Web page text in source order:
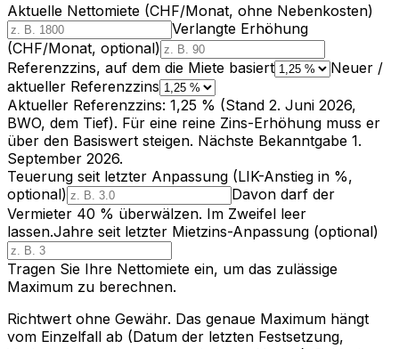
Aktuelle Nettomiete (CHF/Monat, ohne Nebenkosten)
Verlangte Erhöhung
(CHF/Monat, optional)
Referenzzins, auf dem die Miete basiert
Neuer /
aktueller Referenzzins
Aktueller Referenzzins: 1,25 % (Stand 2. Juni 2026,
BWO, dem Tief). Für eine reine Zins-Erhöhung muss er
über den Basiswert steigen. Nächste Bekanntgabe 1.
September 2026.
Teuerung seit letzter Anpassung (LIK-Anstieg in %,
optional)
Davon darf der
Vermieter 40 % überwälzen. Im Zweifel leer
lassen.Jahre seit letzter Mietzins-Anpassung (optional)
Tragen Sie Ihre Nettomiete ein, um das zulässige
Maximum zu berechnen.
Richtwert ohne Gewähr. Das genaue Maximum hängt
vom Einzelfall ab (Datum der letzten Festsetzung,